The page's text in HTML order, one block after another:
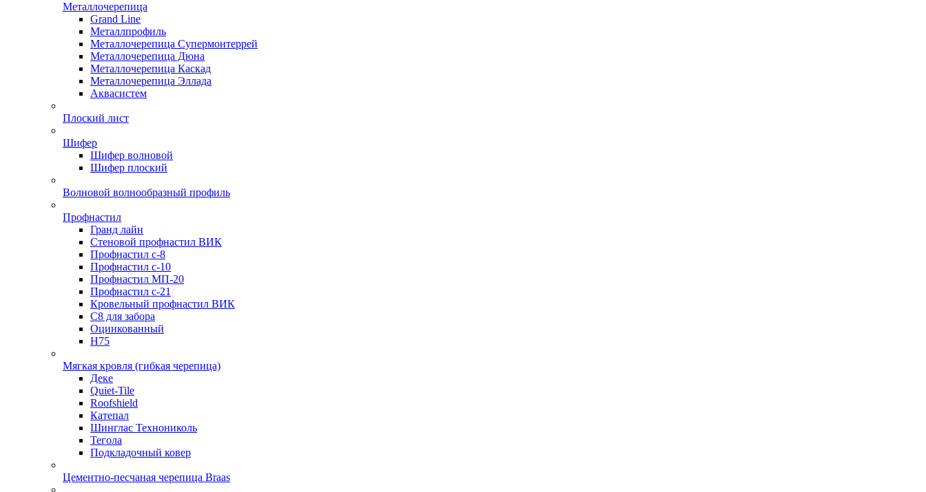
Металлочерепица
Grand Line
Металлпрофиль
Металлочерепица Супермонтеррей
Металлочерепица Дюна
Металлочерепица Каскад
Металлочерепица Эллада
Аквасистем
Плоский лист
Шифер
Шифер волновой
Шифер плоский
Волновой волнообразный профиль
Профнастил
Гранд лайн
Стеновой профнастил ВИК
Профнастил с-8
Профнастил с-10
Профнастил МП-20
Профнастил с-21
Кровельный профнастил ВИК
С8 для забора
Оцинкованный
Н75
Мягкая кровля (гибкая черепица)
Деке
Quiet-Tile
Roofshield
Катепал
Шинглас Технониколь
Тегола
Подкладочный ковер
Цементно-песчаная черепица Braas